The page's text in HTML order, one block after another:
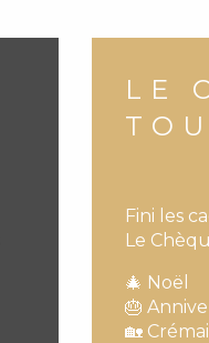
LE
Fini les
Le
🎄 Noël
🎂
🏡